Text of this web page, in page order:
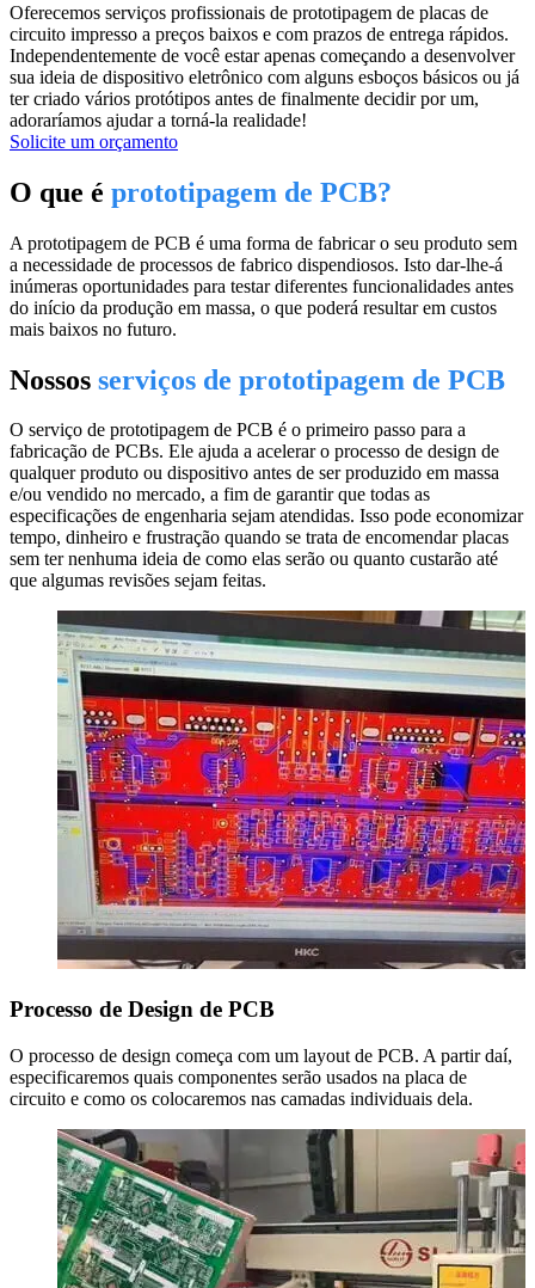
Oferecemos serviços profissionais de prototipagem de placas de
circuito impresso a preços baixos e com prazos de entrega rápidos.
Independentemente de você estar apenas começando a desenvolver
sua ideia de dispositivo eletrônico com alguns esboços básicos ou já
ter criado vários protótipos antes de finalmente decidir por um,
adoraríamos ajudar a torná-la realidade!
Solicite um orçamento
O que é prototipagem de PCB?
A prototipagem de PCB é uma forma de fabricar o seu produto sem
a necessidade de processos de fabrico dispendiosos. Isto dar-lhe-á
inúmeras oportunidades para testar diferentes funcionalidades antes
do início da produção em massa, o que poderá resultar em custos
mais baixos no futuro.
Nossos serviços de prototipagem de PCB
O serviço de prototipagem de PCB é o primeiro passo para a
fabricação de PCBs. Ele ajuda a acelerar o processo de design de
qualquer produto ou dispositivo antes de ser produzido em massa
e/ou vendido no mercado, a fim de garantir que todas as
especificações de engenharia sejam atendidas. Isso pode economizar
tempo, dinheiro e frustração quando se trata de encomendar placas
sem ter nenhuma ideia de como elas serão ou quanto custarão até
que algumas revisões sejam feitas.
Processo de Design de PCB
O processo de design começa com um layout de PCB. A partir daí,
especificaremos quais componentes serão usados na placa de
circuito e como os colocaremos nas camadas individuais dela.